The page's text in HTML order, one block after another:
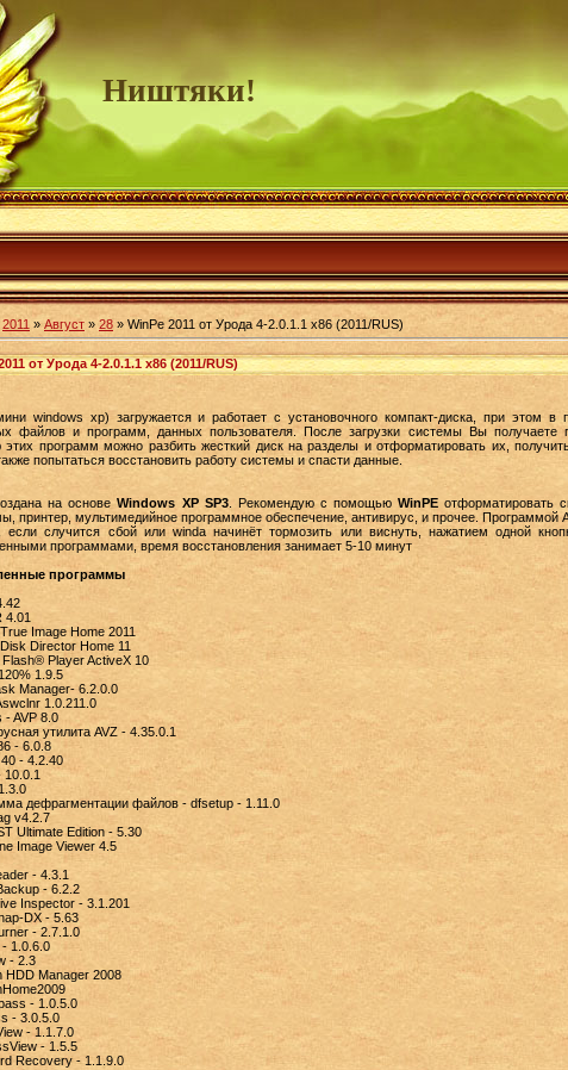
Ништяки!
2011 » Август » 28 » WinPe 2011 от Урода 4-2.0.1.1 x86 (2011/RUS)
от Урода 4-2.0.1.1 x86 (2011/RUS)
windows xp) загружается и работает с установочного компакт-диска, при этом
файлов и программ, данных пользователя. После загрузки системы Вы
программ можно разбить жесткий диск на разделы и отформатировать их,
попытаться восстановить работу системы и спасти данные.
на основеWindows XP SP3. Рекомендую с помощьюWinPE отформатировать
принтер, мультимедийное программное обеспечение, антивирус, и прочее. Программой
если случится сбой или winda начинёт тормозить или виснуть, нажатием одной
программами, время восстановления занимает 5-10 минут
программы
4.01
Image Home 2011
Director Home 11
Player ActiveX 10
1.9.5
Manager- 6.2.0.0
1.0.211.0
- AVP 8.0
утилита AVZ - 4.35.0.1
- 6.0.8
- 4.2.40
10.0.1
дефрагментации файлов - dfsetup - 1.11.0
v4.2.7
Ultimate Edition - 5.30
Image Viewer 4.5
- 4.3.1
- 6.2.2
Inspector - 3.1.201
DX - 5.63
- 2.7.1.0
- 1.0.6.0
- 2.3
HDD Manager 2008
- 1.0.5.0
- 3.0.5.0
- 1.1.7.0
- 1.5.5
Recovery - 1.1.9.0